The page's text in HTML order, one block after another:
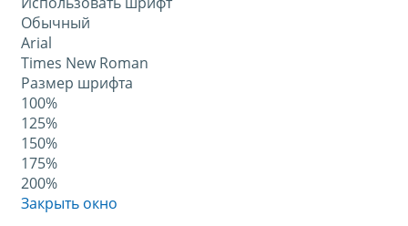
Обычный
Arial
Times New Roman
Размер шрифта
100%
125%
150%
175%
200%
Закрыть окно